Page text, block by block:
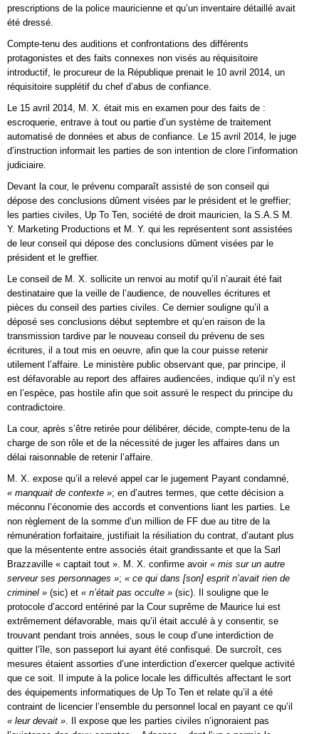
prescriptions de la police mauricienne et qu’un inventaire détaillé avait
été dressé.
Compte-tenu des auditions et confrontations des différents
protagonistes et des faits connexes non visés au réquisitoire
introductif, le procureur de la République prenait le 10 avril 2014, un
réquisitoire supplétif du chef d’abus de confiance.
Le 15 avril 2014, M. X. était mis en examen pour des faits de :
escroquerie, entrave à tout ou partie d’un système de traitement
automatisé de données et abus de confiance. Le 15 avril 2014, le juge
d’instruction informait les parties de son intention de clore l’information
judiciaire.
Devant la cour, le prévenu comparaît assisté de son conseil qui
dépose des conclusions dûment visées par le président et le greffier;
les parties civiles, Up To Ten, société de droit mauricien, la S.A.S M.
Y. Marketing Productions et M. Y. qui les représentent sont assistées
de leur conseil qui dépose des conclusions dûment visées par le
président et le greffier.
Le conseil de M. X. sollicite un renvoi au motif qu’il n’aurait été fait
destinataire que la veille de l’audience, de nouvelles écritures et
pièces du conseil des parties civiles. Ce dernier souligne qu’il a
déposé ses conclusions début septembre et qu’en raison de la
transmission tardive par le nouveau conseil du prévenu de ses
écritures, il a tout mis en oeuvre, afin que la cour puisse retenir
utilement l’affaire. Le ministère public observant que, par principe, il
est défavorable au report des affaires audiencées, indique qu’il n’y est
en l’espèce, pas hostile afin que soit assuré le respect du principe du
contradictoire.
La cour, après s’être retirée pour délibérer, décide, compte-tenu de la
charge de son rôle et de la nécessité de juger les affaires dans un
délai raisonnable de retenir l’affaire.
M. X. expose qu’il a relevé appel car le jugement Payant condamné,
« manquait de contexte »; en d’autres termes, que cette décision a
méconnu l’économie des accords et conventions liant les parties. Le
non règlement de la somme d’un million de FF due au titre de la
rémunération forfaitaire, justifiait la résiliation du contrat, d’autant plus
que la mésentente entre associés était grandissante et que la Sarl
Brazzaville « captait tout ». M. X. confirme avoir « mis sur un autre
serveur ses personnages »; « ce qui dans [son] esprit n’avait rien de
criminel » (sic) et « n’était pas occulte » (sic). Il souligne que le
protocole d’accord entériné par la Cour suprême de Maurice lui est
extrêmement défavorable, mais qu’il était acculé à y consentir, se
trouvant pendant trois années, sous le coup d’une interdiction de
quitter l’île, son passeport lui ayant été confisqué. De surcroît, ces
mesures étaient assorties d’une interdiction d’exercer quelque activité
que ce soit. Il impute à la police locale les difficultés affectant le sort
des équipements informatiques de Up To Ten et relate qu’il a été
contraint de licencier l’ensemble du personnel local en payant ce qu’il
« leur devait ». Il expose que les parties civiles n’ignoraient pas